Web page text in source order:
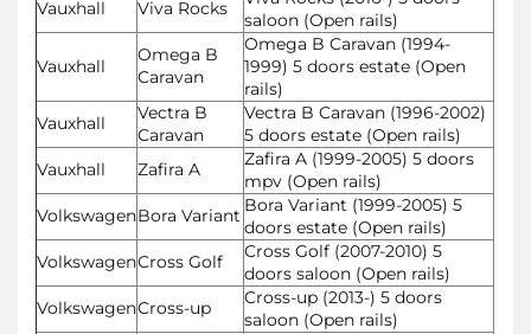
Vauxhall
Viva Rocks
saloon (Open rails)
Vauxhall
Omega B
Caravan
Omega B Caravan (1994-
1999) 5 doors estate (Open
rails)
Vauxhall
Vectra B
Caravan
Vectra B Caravan (1996-2002)
5 doors estate (Open rails)
Vauxhall
Zafira A
Zafira A (1999-2005) 5 doors
mpv (Open rails)
VolkswagenBora Variant Bora Variant (1999-2005) 5
doors estate (Open rails)
VolkswagenCross Golf
Cross Golf (2007-2010) 5
doors saloon (Open rails)
VolkswagenCross-up
Cross-up (2013-) 5 doors
saloon (Open rails)